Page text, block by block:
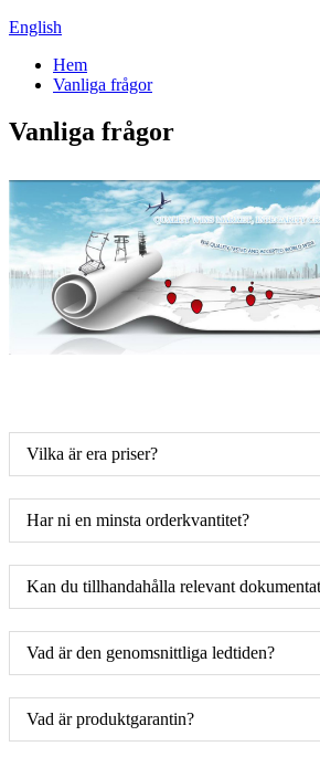
English
Hem
Vanliga frågor
Vanliga frågor
Vilka är era priser?
Har ni en minsta orderkvantitet?
Kan du tillhandahålla relevant
Vad är den genomsnittliga ledtiden?
Vad är produktgarantin?